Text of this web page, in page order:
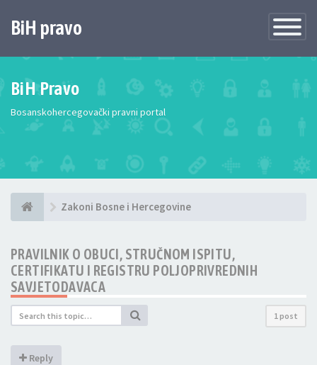
Toggle
BiH pravo
BiH Pravo
Bosanskohercegovački pravni portal
Zakoni Bosne i Hercegovine
PRAVILNIK O OBUCI, STRUČNOM ISPITU,
CERTIFIKATU I REGISTRU POLJOPRIVREDNIH
SAVJETODAVACA
1 post
Reply